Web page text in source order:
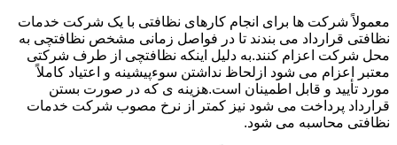
معمولاً شرکت ها برای انجام کارهای نظافتی با یک شرکت خدمات
نظافتی قرارداد می بندند تا در فواصل زمانی مشخص نظافتچی به
محل شرکت اعزام کنند.به دلیل اینکه نظافتچی از طرف شرکتی
معتبر اعزام می شود ازلحاظ نداشتن سوءپیشینه و اعتیاد کاملاً
مورد تأیید و قابل اطمینان است.هزینه ی که در صورت بستن
قرارداد پرداخت می شود نیز کمتر از نرخ مصوب شرکت خدمات
نظافتی محاسبه می شود.